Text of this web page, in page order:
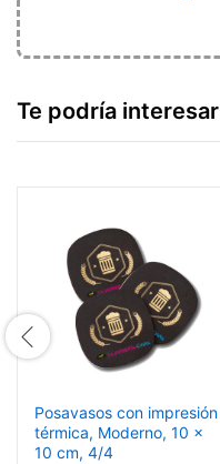
Te podría interesar
Posavasos con impresión
térmica, Moderno, 10 x
10 cm, 4/4